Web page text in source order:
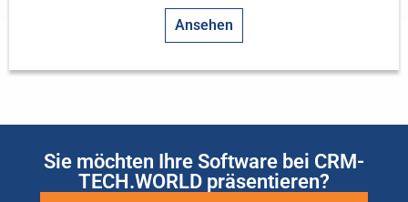
Ansehen
Sie möchten Ihre Software bei CRM-
TECH.WORLD präsentieren?